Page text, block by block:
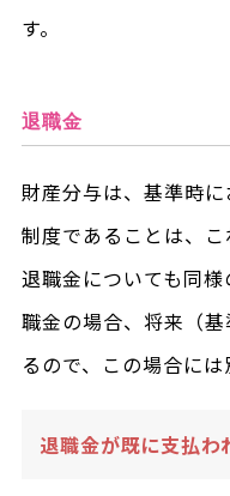
す。
退職金
財産分与は、基準時
制度であることは、こ
退職金についても同
職金の場合、将来（
るので、この場合には
退職金が既に支払わ